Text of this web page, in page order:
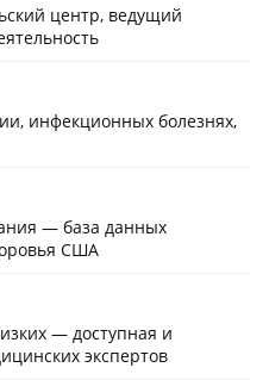
центр, ведущий
инфекционных болезнях,
— база данных
США
— доступная и
экспертов